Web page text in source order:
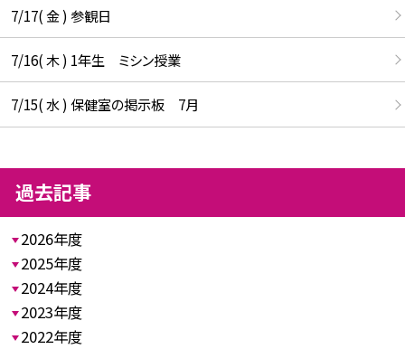
7/17( 金 ) 参観日
7/16( 木 ) 1年生 ミシン授業
7/15( 水 ) 保健室の掲示板 7月
過去記事
2026年度
2025年度
2024年度
2023年度
2022年度